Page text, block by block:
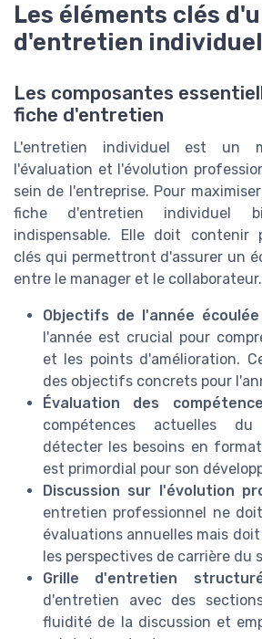
Les éléments clés
d'entretien individuel
Les composantes
fiche d'entretien
L'entretien individuel est un
l'évaluation et l'évolution
sein de l'entreprise. Pour
fiche d'entretien individuel
indispensable. Elle doit contenir
clés qui permettront d'assurer un
entre le manager et le collaborateur.
Objectifs de l'année
l'année est crucial pour
et les points d'amélioration.
des objectifs concrets pour
Évaluation des
compétences actuelles
détecter les besoins en
est primordial pour son
Discussion sur l'évolution
entretien professionnel ne
évaluations annuelles mais
les perspectives de carrière du
Grille d'entretien
d'entretien avec des
fluidité de la discussion et